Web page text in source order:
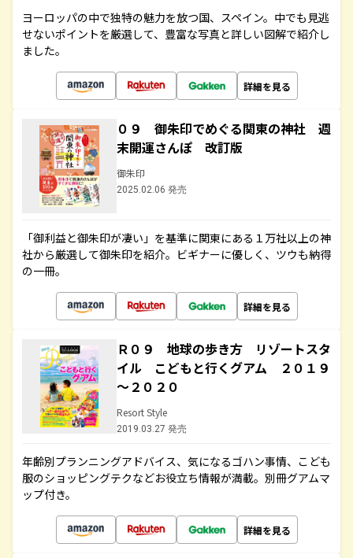
ヨーロッパの中で独特の魅力を放つ国、スペイン。中でも見逃
せないポイントを厳選して、豊富な写真と詳しい図解で紹介し
ました。
詳細を見る
０９ 御朱印でめぐる関東の神社 週
末開運さんぽ 改訂版
御朱印
2025.02.06 発売
「御利益と御朱印が凄い」を基準に関東にある１万社以上の神
社から厳選して御朱印を紹介。ビギナーに優しく、ツウも納得
の一冊。
詳細を見る
Ｒ０９ 地球の歩き方 リゾートスタ
イル こどもと行くグアム ２０１９
～２０２０
Resort Style
2019.03.27 発売
年齢別プランニングアドバイス、気になるゴハン事情、こども
服のショッピングテクなどお役立ち情報が満載。別冊グアムマ
ップ付き。
詳細を見る